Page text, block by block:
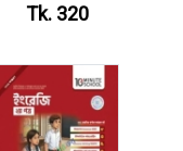
Tk. 320